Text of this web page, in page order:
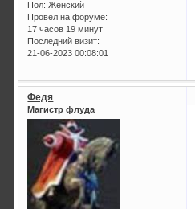
Пол: Женский
Провел на форуме:
17 часов 19 минут
Последний визит:
21-06-2023 00:08:01
Федя
Магистр флуда